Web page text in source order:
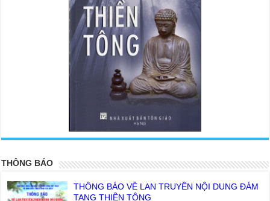
THÔNG BÁO
THÔNG BÁO VỀ LAN TRUYỀN NỘI DUNG ĐÁM